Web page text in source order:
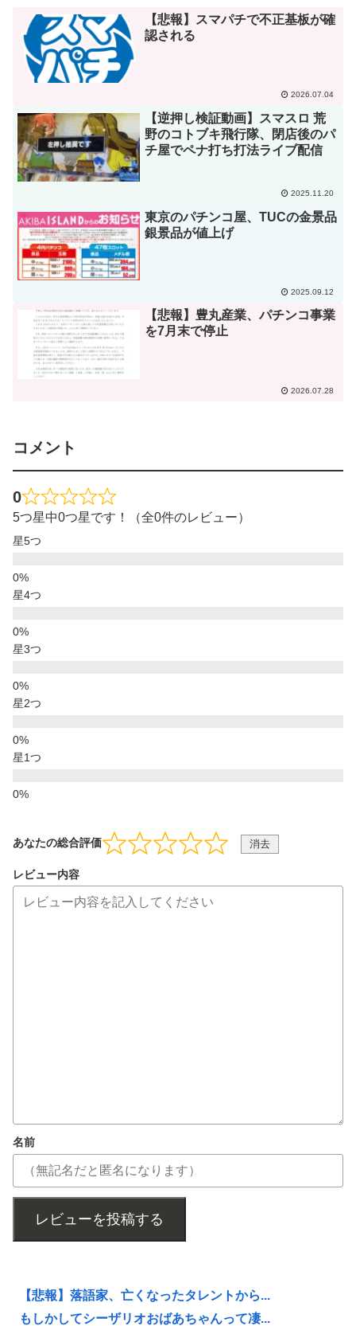
【悲報】スマパチで不正基板が確
認される
2026.07.04
【逆押し検証動画】スマスロ 荒
野のコトブキ飛行隊、閉店後のパ
チ屋でペナ打ち打法ライブ配信
2025.11.20
東京のパチンコ屋、TUCの金景品
銀景品が値上げ
2025.09.12
【悲報】豊丸産業、パチンコ事業
を7月末で停止
2026.07.28
コメント
0
5つ星中0つ星です！（全0件のレビュー）
星5つ
星4つ
星3つ
星2つ
星1つ
あなたの総合評価 消去
レビュー内容
名前
レビューを投稿する
【悲報】落語家、亡くなったタレントから...
もしかしてシーザリオおばあちゃんって凄...